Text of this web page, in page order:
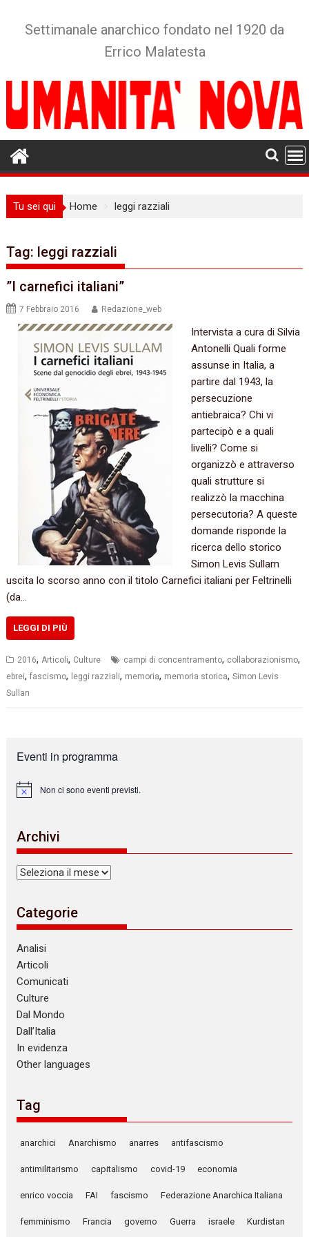
Settimanale anarchico fondato nel 1920 da
Errico Malatesta
Tu sei qui Home leggi razziali
Tag: leggi razziali
”I carnefici italiani”
7 Febbraio 2016 Redazione_web
Intervista a cura di Silvia
Antonelli Quali forme
assunse in Italia, a
partire dal 1943, la
persecuzione
antiebraica? Chi vi
partecipò e a quali
livelli? Come si
organizzò e attraverso
quali strutture si
realizzò la macchina
persecutoria? A queste
domande risponde la
ricerca dello storico
Simon Levis Sullam
uscita lo scorso anno con il titolo Carnefici italiani per Feltrinelli
(da…
LEGGI DI PIÙ
2016,Articoli, Culture campi di concentramento, collaborazionismo,
ebrei,fascismo, leggi razziali, memoria, memoria storica,Simon Levis
Sullan
Eventi in programma
N
c
e
Non ci sono eventi previsti.
Archivi
Archivi
Categorie
Analisi
Articoli
Comunicati
Culture
Dal Mondo
Dall’Italia
In evidenza
Other languages
Tag
anarchici Anarchismo anarres antifascismo
antimilitarismo capitalismo covid-19 economia
enrico voccia FAI fascismo Federazione Anarchica Italiana
femminismo Francia governo Guerra israele Kurdistan